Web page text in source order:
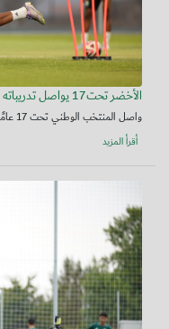
الأخضر تحت17 يواصل تدريباته ضمن معسكر الطائف
واصل المنتخب الوطني تحت 17 عامًا اليوم الثلاثاء تدريباته ضمن معسكره في...
أقرأ المزيد